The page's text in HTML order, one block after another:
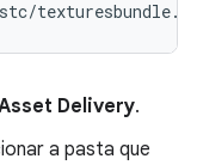
Delivery.
a pasta que